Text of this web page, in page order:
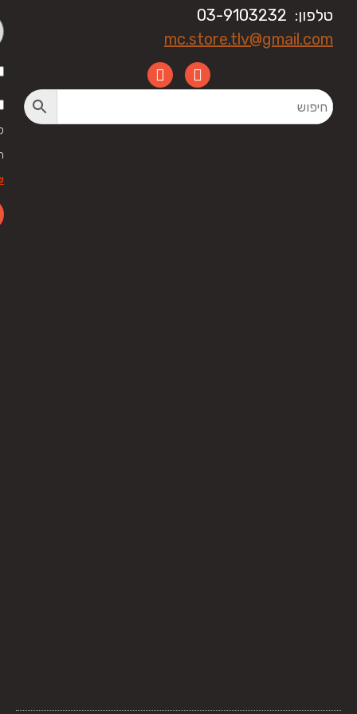
טלפון: 03-9103232
mc.store.tlv@gmail.com